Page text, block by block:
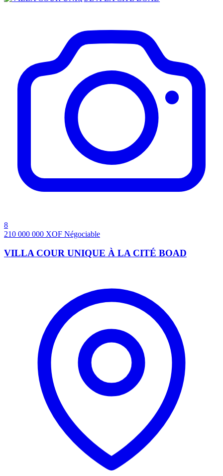
8
210 000 000 XOF Négociable
VILLA COUR UNIQUE À LA CITÉ BOAD